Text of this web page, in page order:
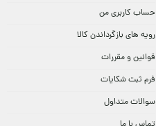
حساب کاربری من
رویه های بازگرداندن کالا
قوانین و مقررات
فرم ثبت شکایات
سوالات متداول